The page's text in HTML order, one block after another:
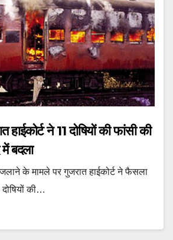
हाईकोर्ट ने 11 दोषियों की फांसी की
बदला
के मामले पर गुजरात हाईकोर्ट ने फैसला
की…